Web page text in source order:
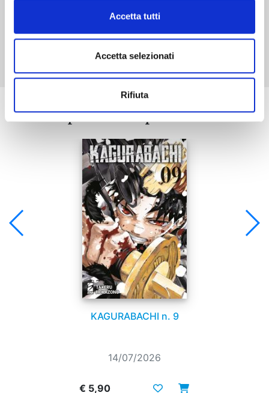
Accetta tutti
Accetta selezionati
Rifiuta
Mostra tutto
Se ti è piaciuto prova anche:
KAGURABACHI n. 9
14/07/2026
€ 5,90